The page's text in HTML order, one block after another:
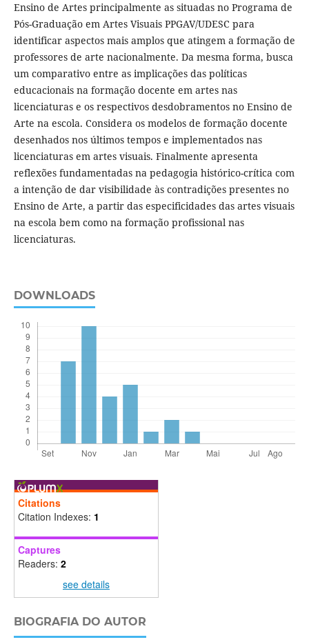
Ensino de Artes principalmente as situadas no Programa de
Pós-Graduação em Artes Visuais PPGAV/UDESC para
identificar aspectos mais amplos que atingem a formação de
professores de arte nacionalmente. Da mesma forma, busca
um comparativo entre as implicações das políticas
educacionais na formação docente em artes nas
licenciaturas e os respectivos desdobramentos no Ensino de
Arte na escola. Considera os modelos de formação docente
desenhados nos últimos tempos e implementados nas
licenciaturas em artes visuais. Finalmente apresenta
reflexões fundamentadas na pedagogia histórico-crítica com
a intenção de dar visibilidade às contradições presentes no
Ensino de Arte, a partir das especificidades das artes visuais
na escola bem como na formação profissional nas
licenciaturas.
DOWNLOADS
Citations
Citation Indexes: 1
Captures
Readers: 2
see details
BIOGRAFIA DO AUTOR